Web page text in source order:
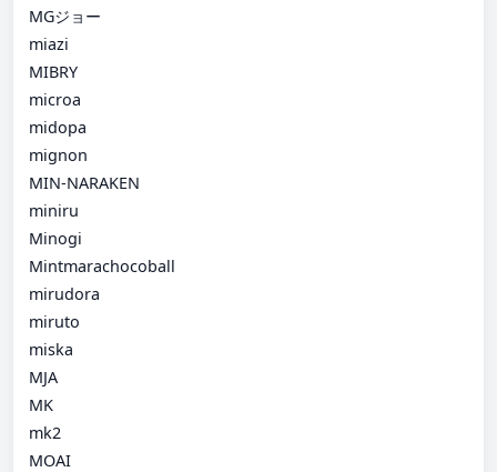
MGジョー
miazi
MIBRY
microa
midopa
mignon
MIN-NARAKEN
miniru
Minogi
Mintmarachocoball
mirudora
miruto
miska
MJA
MK
mk2
MOAI